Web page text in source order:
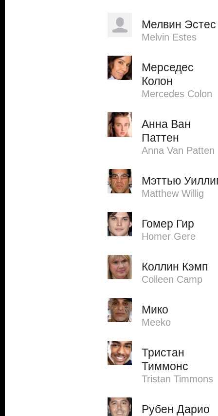
Мелвин Эстес
Melvin Estes
Мерседес
Колон
Mercedes Colon
Анна Ван
Паттен
Anna Van Patten
Мэттью
Matthew Willig
Гомер Гир
Homer Gere
Коллин Кэмп
Colleen Camp
Мико
Meeko
Тристан
Тиммонс
Tristan Timmons
Рубен Дарио